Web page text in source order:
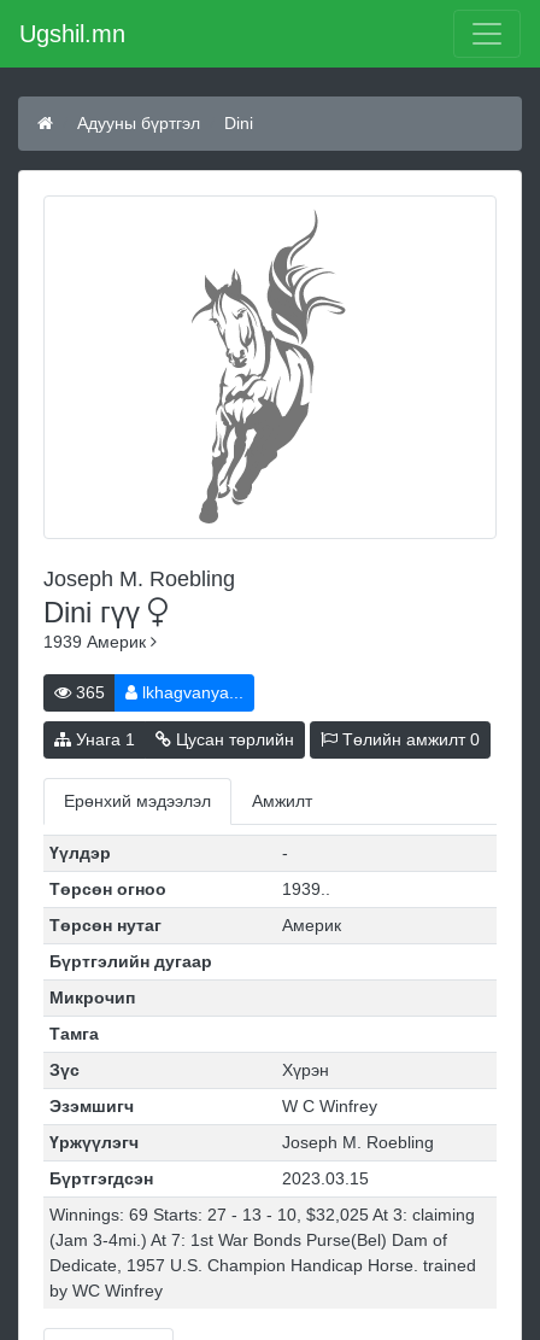
Ugshil.mn
Адууны бүртгэл Dini
Joseph M. Roebling
Dini гүү
1939 Америк
365 lkhagvanya...
Унага 1 Цусан төрлийн Төлийн амжилт0
Ерөнхий мэдээлэл Амжилт
Үүлдэр
-
Төрсөн огноо
1939..
Төрсөн нутаг
Америк
Бүртгэлийн дугаар
Микрочип
Тамга
Зүс
Хүрэн
Эзэмшигч
W C Winfrey
Үржүүлэгч
Joseph M. Roebling
Бүртгэгдсэн
2023.03.15
Winnings: 69 Starts: 27 - 13 - 10, $32,025 At 3: claiming
(Jam 3-4mi.) At 7: 1st War Bonds Purse(Bel) Dam of
Dedicate, 1957 U.S. Champion Handicap Horse. trained
by WC Winfrey